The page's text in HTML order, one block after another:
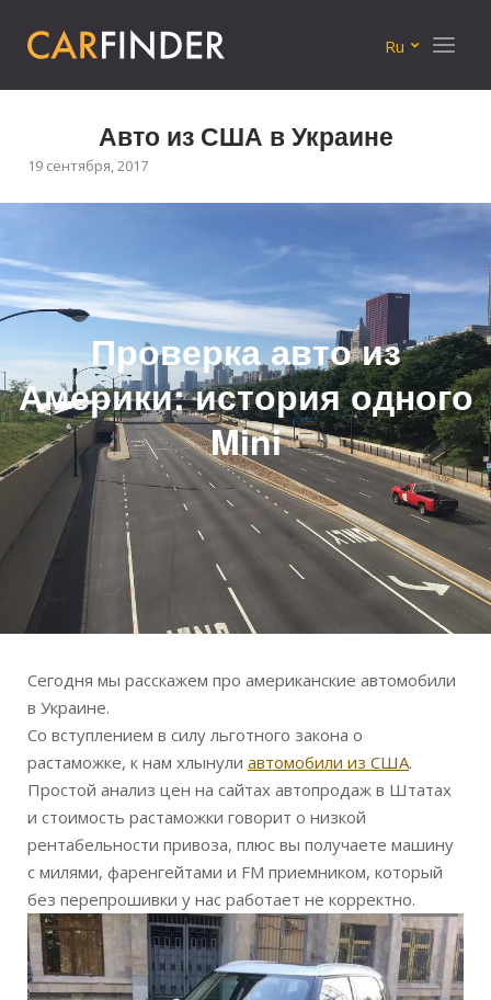
Ru Меню
Авто из США в Украине
19 сентября, 2017
Проверка авто из
Америки: история одного
Mini
Сегодня мы расскажем про американские автомобили
в Украине.
Со вступлением в силу льготного закона о
растаможке, к нам хлынули автомобили из США.
Простой анализ цен на сайтах автопродаж в Штатах
и стоимость растаможки говорит о низкой
рентабельности привоза, плюс вы получаете машину
с милями, фаренгейтами и FM приемником, который
без перепрошивки у нас работает не корректно.